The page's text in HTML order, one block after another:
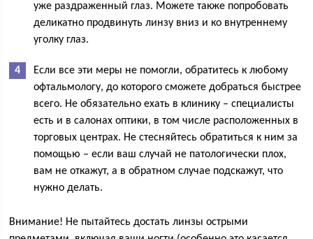
уже раздраженный глаз. Можете также попробовать
деликатно продвинуть линзу вниз и ко внутреннему
уголку глаз.
Если все эти меры не помогли, обратитесь к любому
офтальмологу, до которого сможете добраться быстрее
всего. Не обязательно ехать в клинику – специалисты
есть и в салонах оптики, в том числе расположенных в
торговых центрах. Не стесняйтесь обратиться к ним за
помощью – если ваш случай не патологически плох,
вам не откажут, а в обратном случае подскажут, что
нужно делать.
Внимание! Не пытайтесь достать линзы острыми